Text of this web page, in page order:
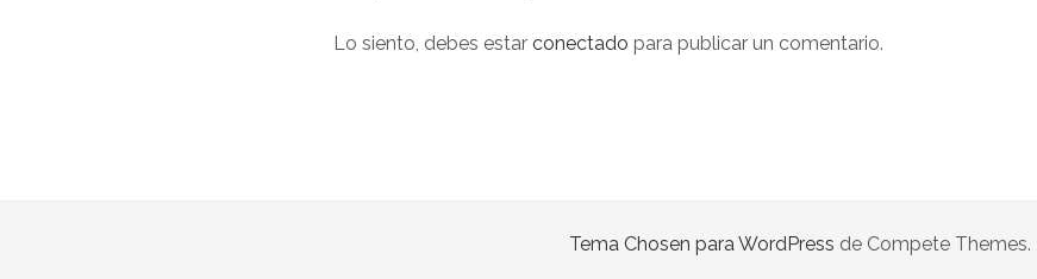
Lo siento, debes estar conectado para publicar un comentario.
Tema Chosen para WordPress de Compete Themes.